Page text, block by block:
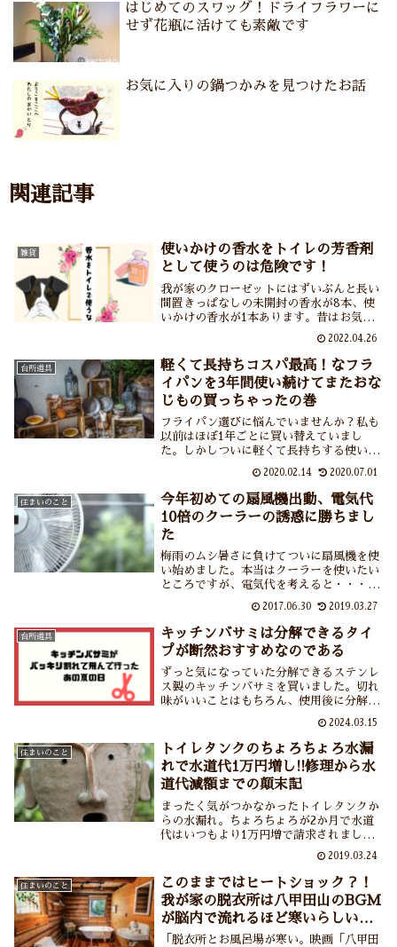
はじめてのスワッグ！ドライフラワーに
せず花瓶に活けても素敵です
お気に入りの鍋つかみを見つけたお話
関連記事
雑貨
使いかけの香水をトイレの芳香剤
として使うのは危険です！
我が家のクローゼットにはずいぶんと長い
間置きっぱなしの未開封の香水が8本、使
いかけの香水が1本あります。昔はお気に
入りの香りだったけれど香水使わなくなっ
たし、このままゴミには出せないし。使わ
ない香水は再利用するか販売するか処分す
るしかないけれど、困りました。
2022.04.26
台所道具
軽くて長持ちコスパ最高！なフラ
イパンを3年間使い続けてまたおな
じもの買っちゃったの巻
フライパン選びに悩んでいませんか？私も
以前はほぼ1年ごとに買い替えていまし
た。しかしついに軽くて長持ちする使い勝
3年間使ったフライパンの画像とともに北
陸アルミのセンレンキャストフライパンへ
の愛を語っております。
2020.02.14 2020.07.01
住まいのこと
今年初めての扇風機出動、電気代
10倍のクーラーの誘惑に勝ちまし
た
梅雨のムシ暑さに負けてついに扇風機を使
い始めました。本当はクーラーを使いたい
ところですが、電気代を考えると・・・。
2017.06.30 2019.03.27
台所道具
キッチンバサミは分解できるタイ
プが断然おすすめなのである
ずっと気になっていた分解できるステンレ
ス製のキッチンバサミを買いました。切れ
味がいいことはもちろん、使用後に分解し
もしキッチンバサミを探している方がいら
っしゃいましたら分解できるキッチンバサ
ミをおすすめいたします。
2024.03.15
住まいのこと
トイレタンクのちょろちょろ水漏
れで水道代1万円増し!!修理から水
道代減額までの顛末記
まったく気がつかなかったトイレタンクか
らの水漏れ。ちょろちょろが2か月で水道
代はいつもより1万円増で請求されました
ぁ、悲劇！しかし水道業者さんの的確な修
理、漏水申請、水道局さんの素早い対応な
どにより減額が認められて結局いつもの水
道代+5,000円で済みました、喜劇？ちょろ
ちょろ水漏れにはご用心、であります。
2019.03.24
住まいのこと
このままではヒートショック？！
我が家の脱衣所は八甲田山のBGM
が脳内で流れるほど寒いらしいで
す
「脱衣所とお風呂場が寒い。映画「八甲田